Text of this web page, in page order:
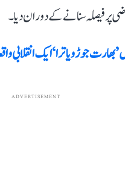
پر فیصلہ سنانے کے دوران دیا۔
جوڑو یاترا‘ ایک انقلابی
ADVERTISEMENT